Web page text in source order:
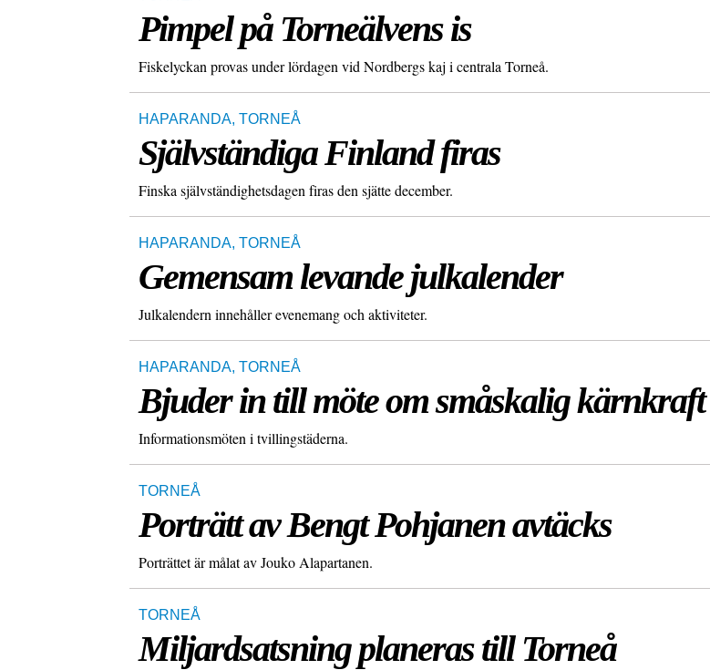
Pimpel på Torneälvens is
Fiskelyckan provas under lördagen vid Nordbergs kaj i centrala Torneå.
HAPARANDA, TORNEÅ
Självständiga Finland firas
Finska självständighetsdagen firas den sjätte december.
HAPARANDA, TORNEÅ
Gemensam levande julkalender
Julkalendern innehåller evenemang och aktiviteter.
HAPARANDA, TORNEÅ
Bjuder in till möte om småskalig kärnkraft
Informationsmöten i tvillingstäderna.
TORNEÅ
Porträtt av Bengt Pohjanen avtäcks
Porträttet är målat av Jouko Alapartanen.
TORNEÅ
Miljardsatsning planeras till Torneå